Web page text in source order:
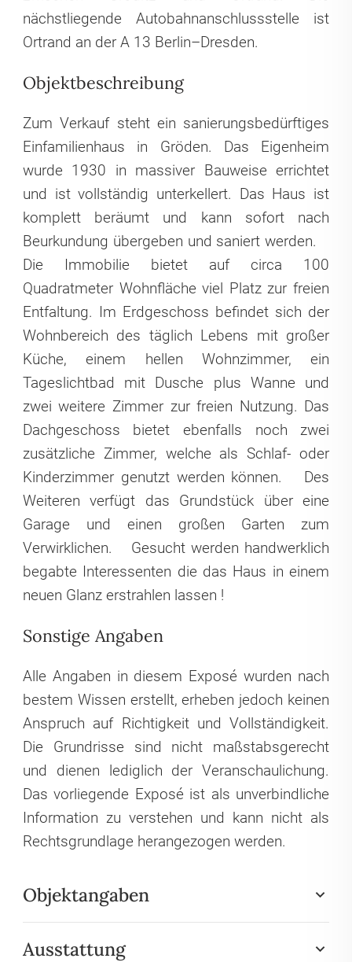
nächstliegende Autobahnanschlussstelle ist
Ortrand an der A 13 Berlin–Dresden.
Objektbeschreibung
Zum Verkauf steht ein sanierungsbedürftiges
Einfamilienhaus in Gröden. Das Eigenheim
wurde 1930 in massiver Bauweise errichtet
und ist vollständig unterkellert. Das Haus ist
komplett beräumt und kann sofort nach
Beurkundung übergeben und saniert werden.
Die Immobilie bietet auf circa 100
Quadratmeter Wohnfläche viel Platz zur freien
Entfaltung. Im Erdgeschoss befindet sich der
Wohnbereich des täglich Lebens mit großer
Küche, einem hellen Wohnzimmer, ein
Tageslichtbad mit Dusche plus Wanne und
zwei weitere Zimmer zur freien Nutzung. Das
Dachgeschoss bietet ebenfalls noch zwei
zusätzliche Zimmer, welche als Schlaf- oder
Kinderzimmer genutzt werden können.
Des
Weiteren verfügt das Grundstück über eine
Garage und einen großen Garten zum
Verwirklichen.
Gesucht werden handwerklich
begabte Interessenten die das Haus in einem
neuen Glanz erstrahlen lassen !
Sonstige Angaben
Alle Angaben in diesem Exposé wurden nach
bestem Wissen erstellt, erheben jedoch keinen
Anspruch auf Richtigkeit und Vollständigkeit.
Die Grundrisse sind nicht maßstabsgerecht
und dienen lediglich der Veranschaulichung.
Das vorliegende Exposé ist als unverbindliche
Information zu verstehen und kann nicht als
Rechtsgrundlage herangezogen werden.
Objektangaben
Ausstattung